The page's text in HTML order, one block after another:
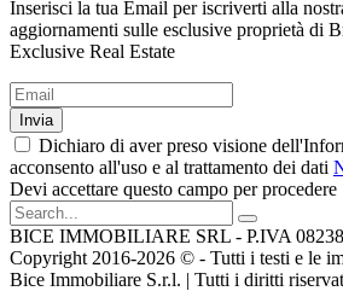
Inserisci la tua Email per iscriverti alla
aggiornamenti sulle esclusive proprietà di
Exclusive Real Estate
Invia
Dichiaro di aver preso visione
acconsento all'uso e al trattamento dei dati
Devi accettare questo campo per procedere
BICE IMMOBILIARE SRL - P.IVA
Copyright 2016-2026 ©️ - Tutti i testi e le
Bice Immobiliare S.r.l. | Tutti i diritti